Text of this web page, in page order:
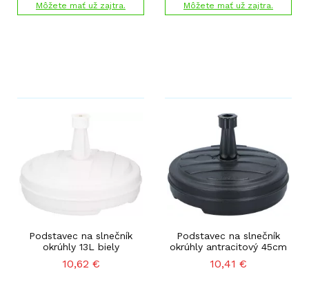
Môžete mať už zajtra. Môžete mať už zajtra.
Podstavec na slnečník
okrúhly 13L biely
10,62 €
Podstavec na slnečník
okrúhly antracitový 45cm
10,41 €